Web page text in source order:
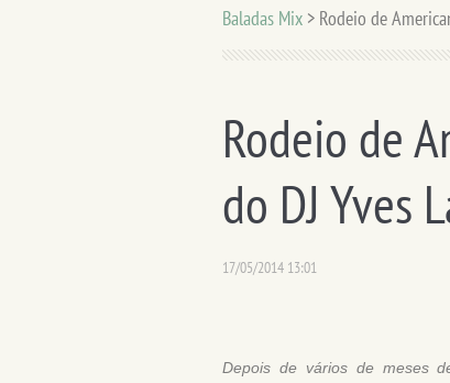
Baladas Mix > Rodeio de
Rodeio de
do DJ Yves
17/05/2014 13:01
Depois de vários de meses